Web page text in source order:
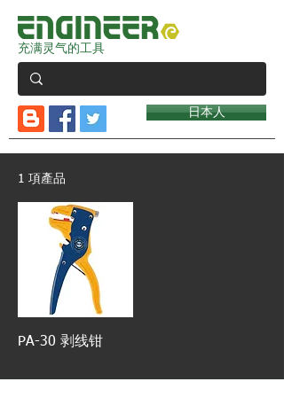
充满灵气的工具
日本人
1 項產品
PA-30 剥线钳